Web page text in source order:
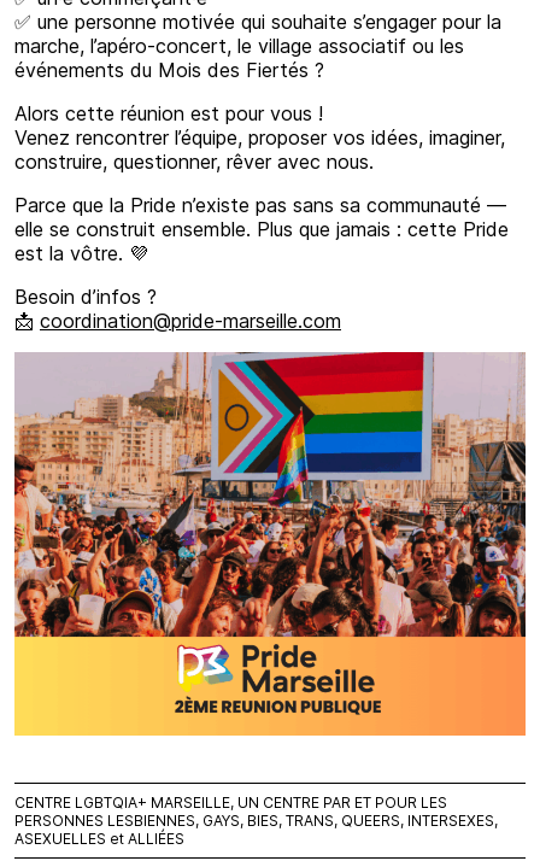
✅ une personne motivée qui souhaite s’engager pour la
marche, l’apéro-concert, le village associatif ou les
événements du Mois des Fiertés ?
Alors cette réunion est pour vous !
Venez rencontrer l’équipe, proposer vos idées, imaginer,
construire, questionner, rêver avec nous.
Parce que la Pride n’existe pas sans sa communauté —
elle se construit ensemble. Plus que jamais : cette Pride
est la vôtre. 💜
Besoin d’infos ?
📩 coordination@pride-marseille.com
CENTRE LGBTQIA+ MARSEILLE, UN CENTRE PAR ET POUR LES
PERSONNES LESBIENNES, GAYS, BIES, TRANS, QUEERS, INTERSEXES,
ASEXUELLES et ALLIÉES